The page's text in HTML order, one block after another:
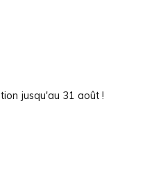
jusqu'au 31 août !